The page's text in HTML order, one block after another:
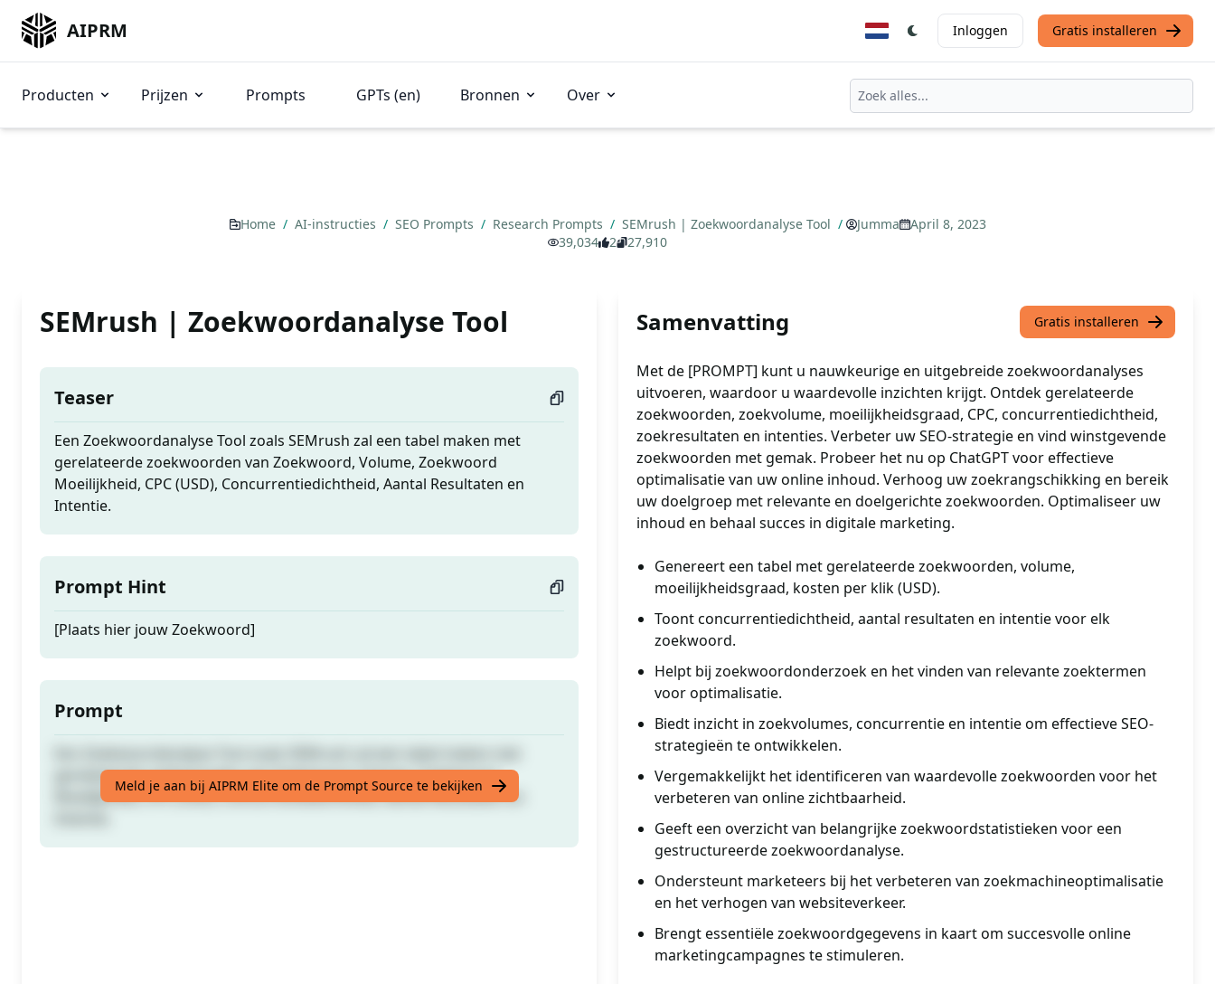
AIPRM Inloggen Gratis installeren
Producten Prijzen Prompts GPTs (en) Bronnen Over
Home / AI-instructies / SEO Prompts / Research Prompts / SEMrush | Zoekwoordanalyse Tool / Jumma
April 8, 2023
39,034
2 27,910
SEMrush | Zoekwoordanalyse Tool
Teaser
Een Zoekwoordanalyse Tool zoals SEMrush zal een tabel maken met
gerelateerde zoekwoorden van Zoekwoord, Volume, Zoekwoord
Moeilijkheid, CPC (USD), Concurrentiedichtheid, Aantal Resultaten en
Intentie.
Prompt Hint
[Plaats hier jouw Zoekwoord]
Prompt
gerelateerde zoekwoorden van Zoekwoord, Volume, Zoekwoord
Moeilijkheid, CPC (USD), Concurrentiedichtheid, Aantal Resultaten en
Meld je aan bij AIPRM Elite om de Prompt Source te bekijken
Samenvatting Gratis installeren
Met de [PROMPT] kunt u nauwkeurige en uitgebreide zoekwoordanalyses
uitvoeren, waardoor u waardevolle inzichten krijgt. Ontdek gerelateerde
zoekwoorden, zoekvolume, moeilijkheidsgraad, CPC, concurrentiedichtheid,
zoekresultaten en intenties. Verbeter uw SEO-strategie en vind winstgevende
zoekwoorden met gemak. Probeer het nu op ChatGPT voor effectieve
optimalisatie van uw online inhoud. Verhoog uw zoekrangschikking en bereik
uw doelgroep met relevante en doelgerichte zoekwoorden. Optimaliseer uw
inhoud en behaal succes in digitale marketing.
Genereert een tabel met gerelateerde zoekwoorden, volume,
moeilijkheidsgraad, kosten per klik (USD).
Toont concurrentiedichtheid, aantal resultaten en intentie voor elk
zoekwoord.
Helpt bij zoekwoordonderzoek en het vinden van relevante zoektermen
voor optimalisatie.
Biedt inzicht in zoekvolumes, concurrentie en intentie om effectieve SEO-
strategieën te ontwikkelen.
Vergemakkelijkt het identificeren van waardevolle zoekwoorden voor het
verbeteren van online zichtbaarheid.
Geeft een overzicht van belangrijke zoekwoordstatistieken voor een
gestructureerde zoekwoordanalyse.
Ondersteunt marketeers bij het verbeteren van zoekmachineoptimalisatie
en het verhogen van websiteverkeer.
Brengt essentiële zoekwoordgegevens in kaart om succesvolle online
marketingcampagnes te stimuleren.